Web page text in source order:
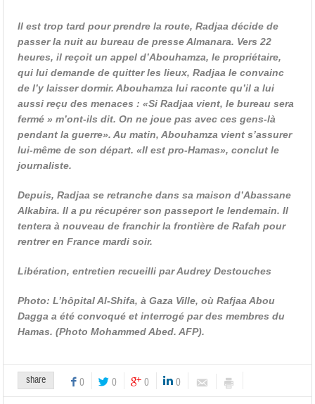
Il est trop tard pour prendre la route, Radjaa décide de
passer la nuit au bureau de presse Almanara. Vers 22
heures, il reçoit un appel d’Abouhamza, le propriétaire,
qui lui demande de quitter les lieux, Radjaa le convainc
de l’y laisser dormir. Abouhamza lui raconte qu’il a lui
aussi reçu des menaces : «Si Radjaa vient, le bureau sera
fermé » m’ont-ils dit. On ne joue pas avec ces gens-là
pendant la guerre». Au matin, Abouhamza vient s’assurer
lui-même de son départ. «Il est pro-Hamas», conclut le
journaliste.
Depuis, Radjaa se retranche dans sa maison d’Abassane
Alkabira. Il a pu récupérer son passeport le lendemain. Il
tentera à nouveau de franchir la frontière de Rafah pour
rentrer en France mardi soir.
Libération, entretien recueilli par Audrey Destouches
Photo: L’hôpital Al-Shifa, à Gaza Ville, où Rafjaa Abou
Dagga a été convoqué et interrogé par des membres du
Hamas. (Photo Mohammed Abed. AFP).
share 0 0 0 0